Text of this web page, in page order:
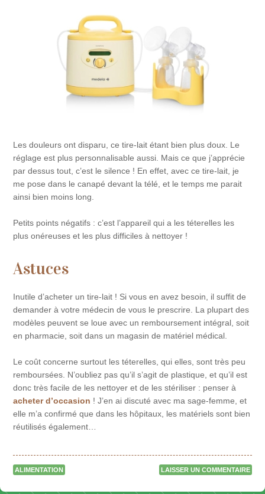
Les douleurs ont disparu, ce tire-lait étant bien plus doux. Le
réglage est plus personnalisable aussi. Mais ce que j’apprécie
par dessus tout, c’est le silence ! En effet, avec ce tire-lait, je
me pose dans le canapé devant la télé, et le temps me parait
ainsi bien moins long.
Petits points négatifs : c’est l’appareil qui a les téterelles les
plus onéreuses et les plus difficiles à nettoyer !
Astuces
Inutile d’acheter un tire-lait ! Si vous en avez besoin, il suffit de
demander à votre médecin de vous le prescrire. La plupart des
modèles peuvent se loue avec un remboursement intégral, soit
en pharmacie, soit dans un magasin de matériel médical.
Le coût concerne surtout les téterelles, qui elles, sont très peu
remboursées. N’oubliez pas qu’il s’agit de plastique, et qu’il est
donc très facile de les nettoyer et de les stériliser : penser à
acheter d’occasion ! J’en ai discuté avec ma sage-femme, et
elle m’a confirmé que dans les hôpitaux, les matériels sont bien
réutilisés également…
ALIMENTATION LAISSER UN COMMENTAIRE